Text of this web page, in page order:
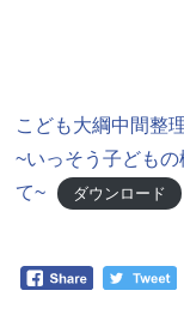
こども大綱中間整
~いっそう子ども
て~
ダウンロード